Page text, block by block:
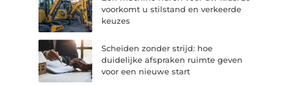
voorkomt u stilstand en verkeerde
keuzes
Scheiden zonder strijd: hoe
duidelijke afspraken ruimte geven
voor een nieuwe start